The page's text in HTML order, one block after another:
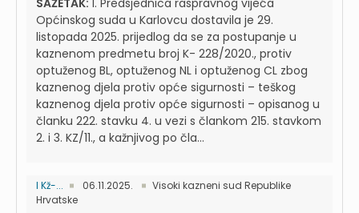
SAŽETAK: 1. Predsjednica raspravnog vijeća
Općinskog suda u Karlovcu dostavila je 29.
listopada 2025. prijedlog da se za postupanje u
kaznenom predmetu broj K- 228/2020., protiv
optuženog BL, optuženog NL i optuženog CL zbog
kaznenog djela protiv opće sigurnosti – teškog
kaznenog djela protiv opće sigurnosti – opisanog u
članku 222. stavku 4. u vezi s člankom 215. stavkom
2. i 3. KZ/11., a kažnjivog po čla...
I Kž-... 06.11.2025.
Visoki kazneni sud Republike
Hrvatske